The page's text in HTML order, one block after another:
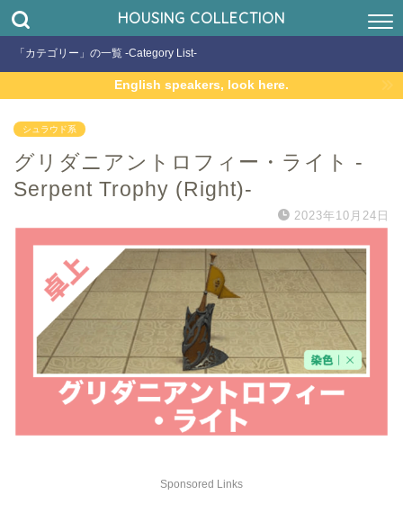
HOUSING COLLECTION
「カテゴリー」の一覧 -Category List-
English speakers, look here.
シュラウド系
グリダニアントロフィー・ライト -
Serpent Trophy (Right)-
2023年10月24日
Sponsored Links